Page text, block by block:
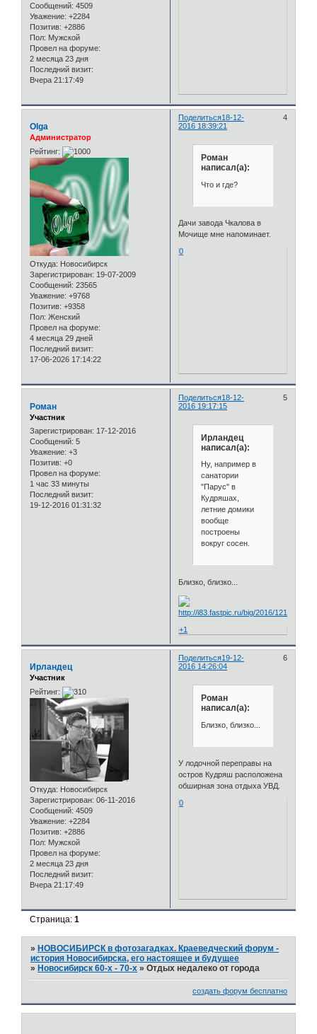
Сообщений: 4509
Уважение: +2284
Позитив: +2886
Пол: Мужской
Провел на форуме:
2 месяца 23 дня
Последний визит:
Вчера 21:17:49
Поделиться 4
18-12-
2016 18:39:21
Olga
Администратор
Рейтинг:
Откуда: Новосибирск
Зарегистрирован: 19-07-2009
Сообщений: 23565
Уважение: +9768
Позитив: +9358
Пол: Женский
Провел на форуме:
4 месяца 29 дней
Последний визит:
17-06-2026 17:14:22
Роман
написал(а):
Что и где?
Дачи завода Чкалова в
Мочище мне напоминает.
0
Поделиться 5
18-12-
2016 19:17:15
Роман
Участник
Зарегистрирован: 17-12-2016
Сообщений: 5
Уважение: +3
Позитив: +0
Провел на форуме:
1 час 33 минуты
Последний визит:
19-12-2016 01:31:32
Ирландец
написал(а):
Ну, например в
санатории
"Парус" в
Кудряшах,
летние домики
вообще
построены
вокруг сосен.
Близко, близко...
+1
Поделиться 6
19-12-
2016 14:26:04
Ирландец
Участник
Рейтинг:
Откуда: Новосибирск
Зарегистрирован: 06-11-2016
Сообщений: 4509
Уважение: +2284
Позитив: +2886
Пол: Мужской
Провел на форуме:
2 месяца 23 дня
Последний визит:
Вчера 21:17:49
Роман
написал(а):
Близко, близко...
У лодочной переправы на
остров Кудряш расположена
обширная зона отдыха УВД.
0
Страница:1
» НОВОСИБИРСК в фотозагадках. Краеведческий форум -
история Новосибирска, его настоящее и будущее
» Новосибирск 60-х - 70-х »Отдых недалеко от города
создать форум бесплатно